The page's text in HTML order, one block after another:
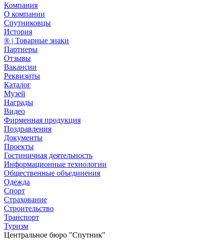
Компания
О компании
Спутниковцы
История
® | Товарные знаки
Партнеры
Отзывы
Вакансии
Реквизиты
Каталог
Музей
Награды
Видео
Фирменная продукция
Поздравления
Документы
Проекты
Гостиничная деятельность
Информационные технологии
Общественные объединения
Одежда
Спорт
Страхование
Строительство
Транспорт
Туризм
Центральное бюро "Спутник"